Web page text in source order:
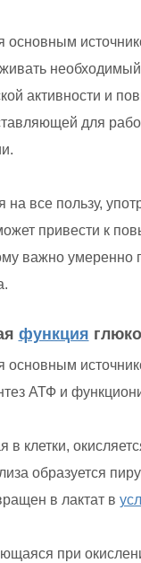
основным
необходимый
активности и
для
на все пользу,
привести к
важно умеренно
функция
основным
АТФ и
в клетки,
образуется
в лактат в
при